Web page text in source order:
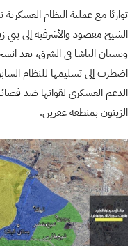
توازيًا مع عملية النظام
الشيخ مقصود والأشرفية إلى بني
وبستان الباشا في الشرق، بعد
الدعم العسكري لقواتها ضد
الزيتون بمنطقة عفرين.